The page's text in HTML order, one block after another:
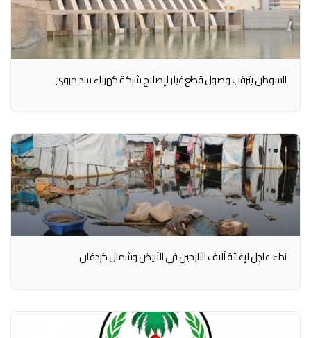
السودان يترقب وصول قطع غيار لإصلاح شبكة كهرباء سد مروي
نداء عاجل لإغاثة آلاف النازحين في الأبيض وشمال كردفان